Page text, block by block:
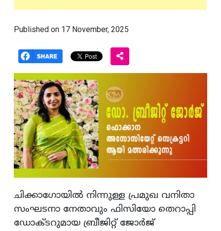
Published on 17 November, 2025
ചിക്കാഗോയില്‍ നിന്നുള്ള പ്രമുഖ വനിതാ
സംഘടനാ നേതാവും ഫിസിയോ തെറാപ്പി
ഡോക്ടറുമായ ബ്രീജിറ്റ് ജോര്‍ജ്